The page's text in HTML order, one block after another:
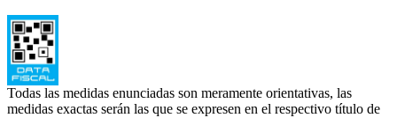
Todas las medidas enunciadas son meramente orientativas, las
medidas exactas serán las que se expresen en el respectivo título de